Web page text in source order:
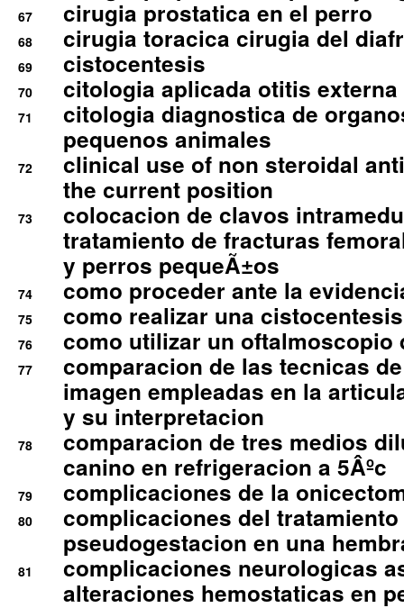
67 cirugia prostatica en el perro
68 cirugia toracica cirugia del
69 cistocentesis
70 citologia aplicada otitis externa
71
citologia diagnostica de
pequenos animales
72
clinical use of non steroidal
the current position
73
colocacion de clavos
tratamiento de fracturas
y perros pequeÃ±os
74 como proceder ante la
75 como realizar una
76 como utilizar un oftalmoscopio
77
comparacion de las tecnicas
imagen empleadas en la
y su interpretacion
78
comparacion de tres medios
canino en refrigeracion a 5Âºc
79 complicaciones de la
80
complicaciones del
pseudogestacion en una
81
complicaciones neurologicas
alteraciones hemostaticas en